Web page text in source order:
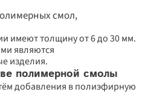
смол,
имеют толщину от 6 до 30 мм.
являются
изделия.
полимерной смолы
добавления в полиэфирную